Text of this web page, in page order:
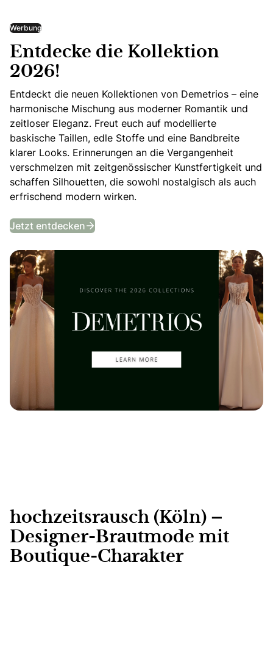
Werbung
Entdecke die Kollektion
2026!
Entdeckt die neuen Kollektionen von Demetrios – eine
harmonische Mischung aus moderner Romantik und
zeitloser Eleganz. Freut euch auf modellierte
baskische Taillen, edle Stoffe und eine Bandbreite
klarer Looks. Erinnerungen an die Vergangenheit
verschmelzen mit zeitgenössischer Kunstfertigkeit und
schaffen Silhouetten, die sowohl nostalgisch als auch
erfrischend modern wirken.
Jetzt entdecken Entdecke die Kollektion 2026!
hochzeitsrausch (Köln) –
Designer-Brautmode mit
Boutique-Charakter